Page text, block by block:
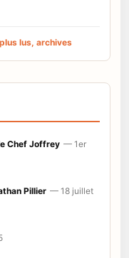
lus, archives
Chef Joffrey — 1er
Pillier — 18 juillet